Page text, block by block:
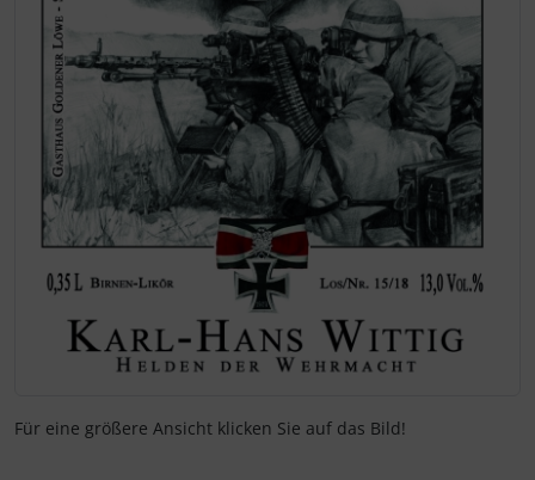
Für eine größere Ansicht klicken Sie auf das Bild!